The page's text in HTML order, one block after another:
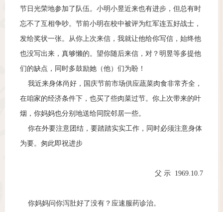
节日光荣地参加了队伍。小明小昱近来也有进步，但总有时
忘不了互相争吵。节前小明在校中被评为红军连五好战士，
发给奖状一张。从你上次来信，我就让他给你写信，始终他
也没写出来，真够懒的。望你随后来信，对？明昱等多提他
们的缺点，同时多鼓励她（他）们为盼！
我近来身体尚好，国庆节前市场供应蔬菜肉食非常齐全，
在咱家的经济条件下，也买了些肉菜过节。你上次带来的叶
烟，你妈妈也分别地送给同院邻居一些。
你在外要注意团结，要踏踏实实工作，同时必须注意身体
为要。匆此即祝进步
父 示 1969.10.7
你妈妈问你泻肚好了没有？应速服药诊治。